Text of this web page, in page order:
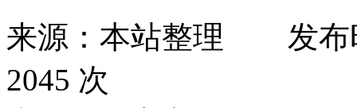
来源：本站整理 发
2045 次